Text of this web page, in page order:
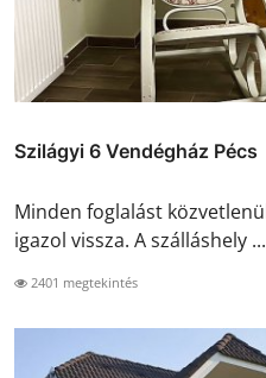
Szilágyi 6 Vendégház Pécs
Minden foglalást
igazol vissza. A szálláshely ...
2401 megtekintés